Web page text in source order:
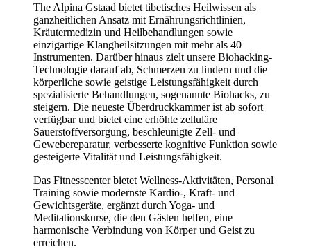
The Alpina Gstaad bietet tibetisches Heilwissen als
ganzheitlichen Ansatz mit Ernährungsrichtlinien,
Kräutermedizin und Heilbehandlungen sowie
einzigartige Klangheilsitzungen mit mehr als 40
Instrumenten. Darüber hinaus zielt unsere Biohacking-
Technologie darauf ab, Schmerzen zu lindern und die
körperliche sowie geistige Leistungsfähigkeit durch
spezialisierte Behandlungen, sogenannte Biohacks, zu
steigern. Die neueste Überdruckkammer ist ab sofort
verfügbar und bietet eine erhöhte zelluläre
Sauerstoffversorgung, beschleunigte Zell- und
Gewebereparatur, verbesserte kognitive Funktion sowie
gesteigerte Vitalität und Leistungsfähigkeit.
Das Fitnesscenter bietet Wellness-Aktivitäten, Personal
Training sowie modernste Kardio-, Kraft- und
Gewichtsgeräte, ergänzt durch Yoga- und
Meditationskurse, die den Gästen helfen, eine
harmonische Verbindung von Körper und Geist zu
erreichen.